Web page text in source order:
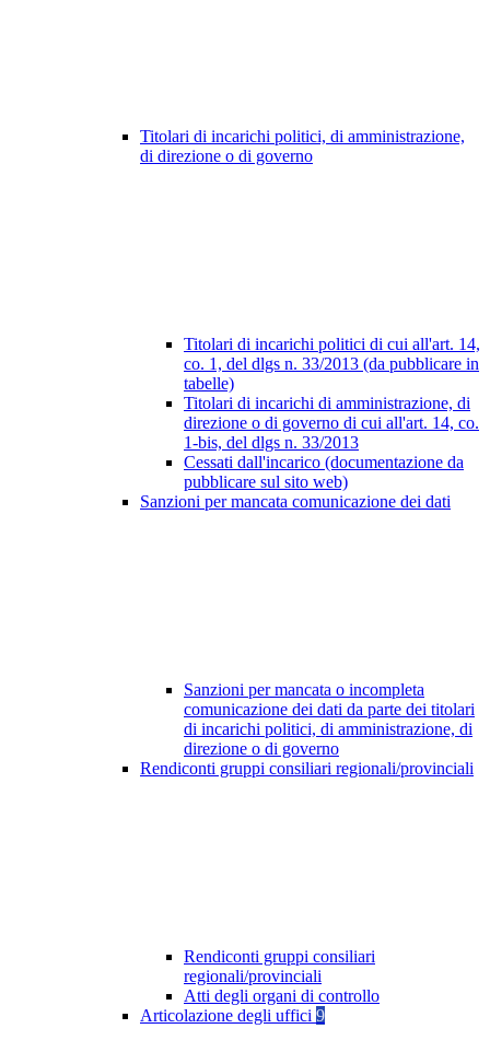
Titolari di incarichi politici, di amministrazione,
di direzione o di governo
Titolari di incarichi politici di cui all'art. 14,
co. 1, del dlgs n. 33/2013 (da pubblicare in
tabelle)
Titolari di incarichi di amministrazione, di
direzione o di governo di cui all'art. 14, co.
1-bis, del dlgs n. 33/2013
Cessati dall'incarico (documentazione da
pubblicare sul sito web)
Sanzioni per mancata comunicazione dei dati
Sanzioni per mancata o incompleta
comunicazione dei dati da parte dei titolari
di incarichi politici, di amministrazione, di
direzione o di governo
Rendiconti gruppi consiliari regionali/provinciali
Rendiconti gruppi consiliari
regionali/provinciali
Atti degli organi di controllo
Articolazione degli uffici 9